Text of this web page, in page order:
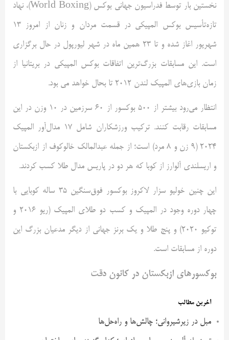
نخستین بار توسط فدراسیون جهانی بوکس (World Boxing)، نهاد
تازه‌تأسیس بوکس المپیکی در قسمت مردان و زنان از امروز ۱۳
شهریور اغاز شده و تا ۲۳ همین ماه در شهر لیورپول در حال برگزاری
است. این مسابقات بزرگ‌ترین اتفاقات بوکس المپیکی در بریتانیا از
زمان بازی‌های المپیک لندن ۲۰۱۲ تا بحال خواهد می بود.
انتظار می‌رود بیشتر از ۵۰۰ بوکسور از ۶۰ سرزمین در ۱۰ وزن در این
مسابقات رقابت کنند. ترکیب ورزشکاران شامل ۱۷ مدال‌آور المپیک
۲۰۲۴ (۹ زن و ۸ مرد) است؛ از جمله عبدالمالک خالوکوف از ازبکستان
و اریسلندی آلوارز از کوبا که هر دو در پاریس مدال طلا کسب کردند.
این چنین خولیو سزار لاکروز بوکسور فوق‌سنگین ۳۵ ساله کوبایی با
چهار دوره وجود در المپیک و کسب دو طلای المپیک (ریو ۲۰۱۶ و
توکیو ۲۰۲۰) و پنج طلا و یک برنز جهانی از دیگر مدعیان بزرگ این
دوره از مسابقات است.
بوکسورهای ازبکستان در کانون دقت
آخرین مطالب
مبل در زیرشیروانی؛ چالش‌ها و راه‌حل‌ها